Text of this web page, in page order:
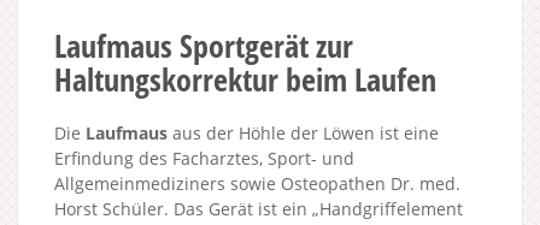
Laufmaus Sportgerät zur
Haltungskorrektur beim Laufen
Die Laufmaus aus der Höhle der Löwen ist eine
Erfindung des Facharztes, Sport- und
Allgemeinmediziners sowie Osteopathen Dr. med.
Horst Schüler. Das Gerät ist ein „Handgriffelement